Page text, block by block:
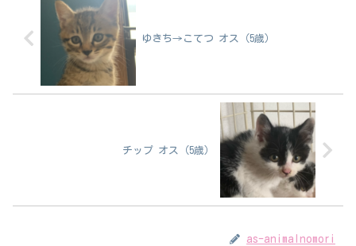
ゆきち→こてつ オス（5歳）
チップ オス（5歳）
as-animalnomori